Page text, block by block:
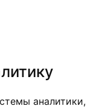
аналитики,